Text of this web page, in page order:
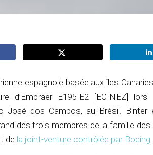
espagnole basée aux îles
d’Embraer E195-E2 [EC-NEZ]
José dos Campos, au Brésil.
des trois membres de la famille des
de la joint-venture contrôlée par Boeing.